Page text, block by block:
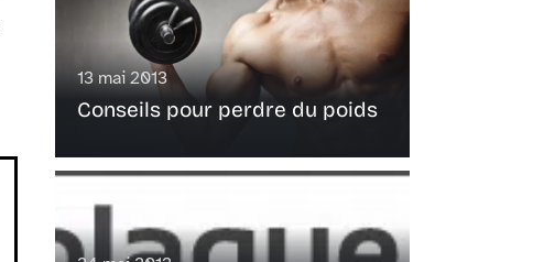
13 mai 2013
Conseils pour perdre du poids